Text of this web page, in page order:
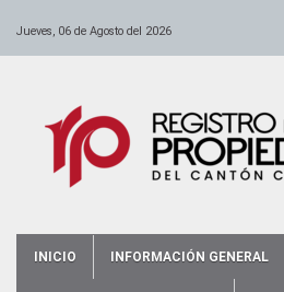
Jueves, 06 de Agosto del 2026
Main menu
INICIO INFORMACIÓN GENERAL